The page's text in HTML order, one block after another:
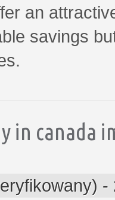
an
savings
in canada
-